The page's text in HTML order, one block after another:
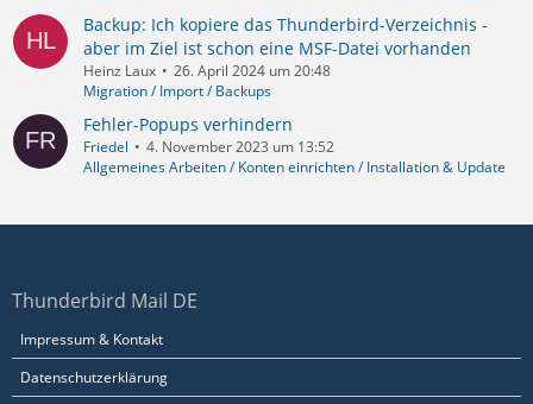
Backup: Ich kopiere das Thunderbird-Verzeichnis -
aber im Ziel ist schon eine MSF-Datei vorhanden
Heinz Laux
26. April 2024 um 20:48
Migration / Import / Backups
Fehler-Popups verhindern
Friedel
4. November 2023 um 13:52
Allgemeines Arbeiten / Konten einrichten / Installation & Update
Thunderbird Mail DE
Impressum & Kontakt
Datenschutzerklärung